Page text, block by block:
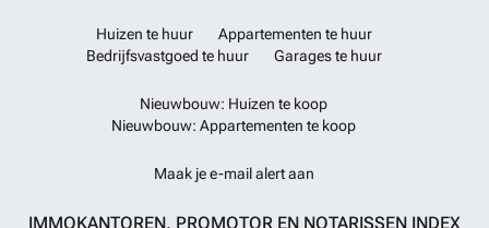
Huizen te huur
Appartementen te huur
Bedrijfsvastgoed te huur
Garages te huur
Nieuwbouw: Huizen te koop
Nieuwbouw: Appartementen te koop
Maak je e-mail alert aan
IMMOKANTOREN, PROMOTOR EN NOTARISSEN INDEX